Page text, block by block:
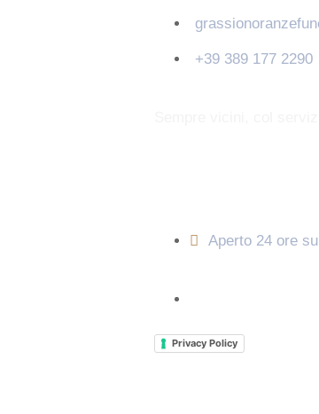
+39 389 177 2290
Aperto 24 ore
Privacy Policy